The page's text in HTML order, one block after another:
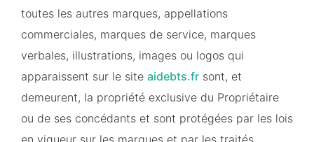
toutes les autres marques, appellations
commerciales, marques de service, marques
verbales, illustrations, images ou logos qui
apparaissent sur le site aidebts.fr sont, et
demeurent, la propriété exclusive du Propriétaire
ou de ses concédants et sont protégées par les lois
en vigueur sur les marques et par les traités